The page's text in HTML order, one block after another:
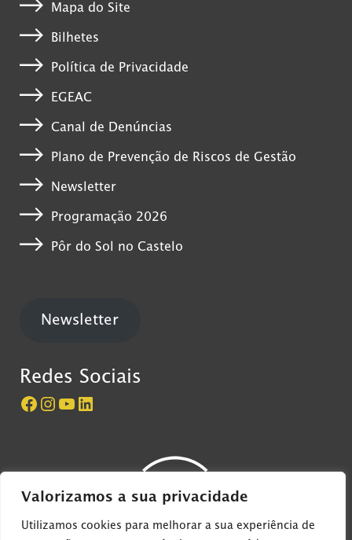
Valorizamos a sua privacidade
Utilizamos cookies para melhorar a sua experiência de
Mapa do Site
Bilhetes
Política de Privacidade
EGEAC
Canal de Denúncias
Plano de Prevenção de Riscos de Gestão
Newsletter
Programação 2026
Pôr do Sol no Castelo
Newsletter
Redes Sociais
Página do Castelo de São Jorge no Facebook
Perfil do Castelo de São Jorge no Instagram
Canal do Castelo de São Jorge no YouTube
LinkedIn